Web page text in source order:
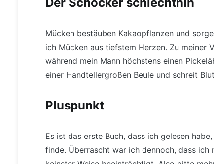
Mücken bestäuben Kakaopflanzen und
ich Mücken aus tiefstem Herzen. Zu meiner
während mein Mann höchstens einen
einer Handtellergroßen Beule und schreit
Pluspunkt
Es ist das erste Buch, dass ich gelesen
finde. Überrascht war ich dennoch, dass